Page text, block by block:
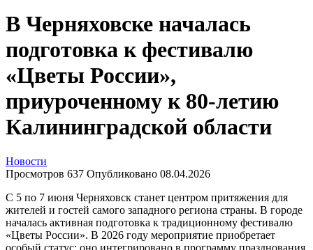
В Черняховске началась
подготовка к фестивалю
«Цветы России»,
приуроченному к 80-летию
Калининградской области
Новости
Просмотров 637 Опубликовано 08.04.2026
С 5 по 7 июня Черняховск станет центром притяжения для
жителей и гостей самого западного региона страны. В городе
началась активная подготовка к традиционному фестивалю
«Цветы России». В 2026 году мероприятие приобретает
особый статус: оно интегрировано в программу празднования